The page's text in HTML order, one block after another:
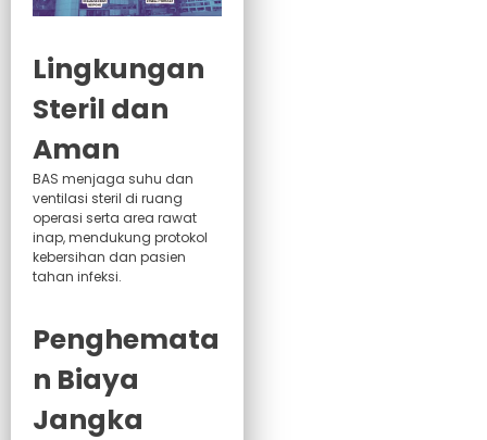
Lingkungan
Steril dan
Aman
BAS menjaga suhu dan
ventilasi steril di ruang
operasi serta area rawat
inap, mendukung protokol
kebersihan dan pasien
tahan infeksi.
Penghemata
n Biaya
Jangka